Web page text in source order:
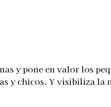
y pone en valor los
chicos. Y visibiliza la